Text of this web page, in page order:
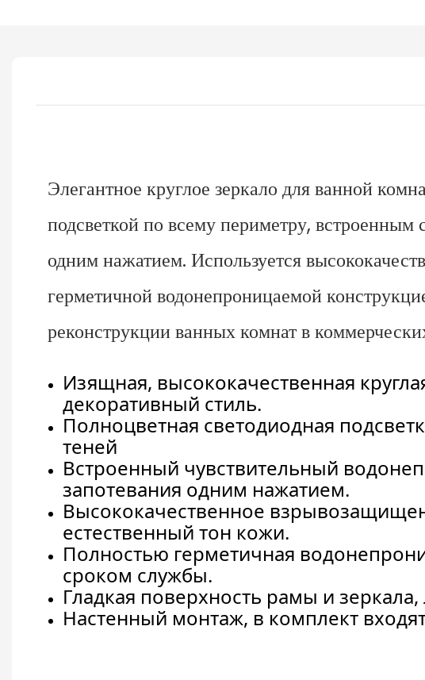
Элегантное круглое зеркало для ванной
подсветкой по всему периметру,
одним нажатием. Используется
герметичной водонепроницаемой
реконструкции ванных комнат в
Изящная, высококачественная
декоративный стиль.
Полноцветная светодиодная
теней
Встроенный чувствительный
запотевания одним нажатием.
Высококачественное
естественный тон кожи.
Полностью герметичная
сроком службы.
Гладкая поверхность рамы и
Настенный монтаж, в комплект